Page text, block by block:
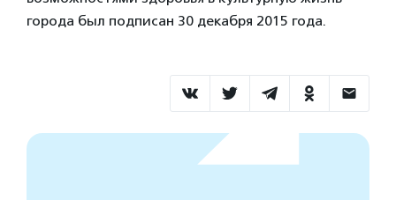
города был подписан 30 декабря 2015 года.